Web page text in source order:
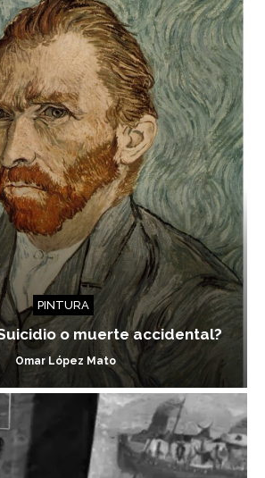
PINTURA
o muerte accidental?
Omar López Mato